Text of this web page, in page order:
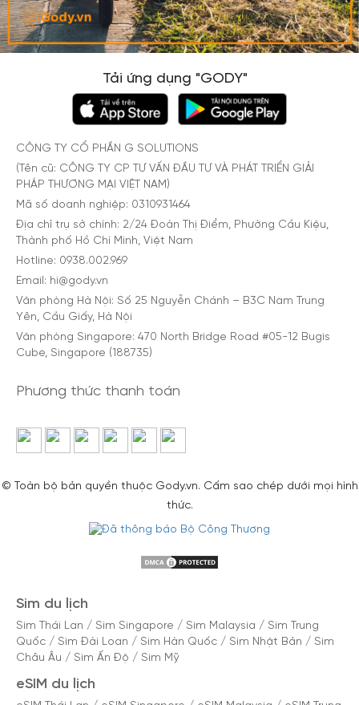
Tải ứng dụng "GODY"
CÔNG TY CỔ PHẦN G SOLUTIONS
(Tên cũ: CÔNG TY CP TƯ VẤN ĐẦU TƯ VÀ PHÁT TRIỂN GIẢI
PHÁP THƯƠNG MẠI VIỆT NAM)
Mã số doanh nghiệp: 0310931464
Địa chỉ trụ sở chính: 2/24 Đoàn Thị Điểm, Phường Cầu Kiệu,
Thành phố Hồ Chí Minh, Việt Nam
Hotline: 0938.002.969
Email: hi@gody.vn
Văn phòng Hà Nội: Số 25 Nguyễn Chánh – B3C Nam Trung
Yên, Cầu Giấy, Hà Nội
Văn phòng Singapore: 470 North Bridge Road #05-12 Bugis
Cube, Singapore (188735)
Phương thức thanh toán
© Toàn bộ bản quyền thuộc Gody.vn. Cấm sao chép dưới mọi hình
thức.
Sim du lịch
Sim Thái Lan / Sim Singapore / Sim Malaysia / Sim Trung
Quốc / Sim Đài Loan / Sim Hàn Quốc / Sim Nhật Bản / Sim
Châu Âu / Sim Ấn Độ / Sim Mỹ
eSIM du lịch